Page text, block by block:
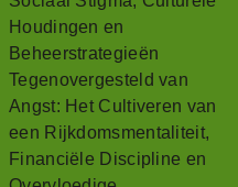
Houdingen en
Beheerstrategieën
Tegenovergesteld van
Angst: Het Cultiveren van
een Rijkdomsmentaliteit,
Financiële Discipline en